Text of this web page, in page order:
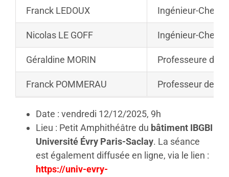
Franck LEDOUX Ingénieur-
Nicolas LE GOFF Ingénieur-
Géraldine MORIN Professeure des
Franck POMMERAU Professeur des
Date : vendredi 12/12/2025, 9h
Lieu : Petit Amphithéâtre du bâtiment IBGBI
Université Évry Paris-Saclay. La séance
est également diffusée en ligne, via le lien :
https://univ-evry-